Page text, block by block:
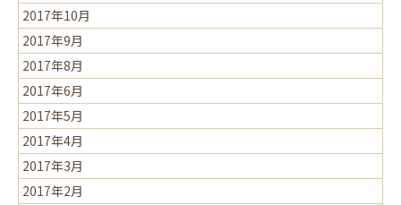
2017年10月
2017年9月
2017年8月
2017年6月
2017年5月
2017年4月
2017年3月
2017年2月